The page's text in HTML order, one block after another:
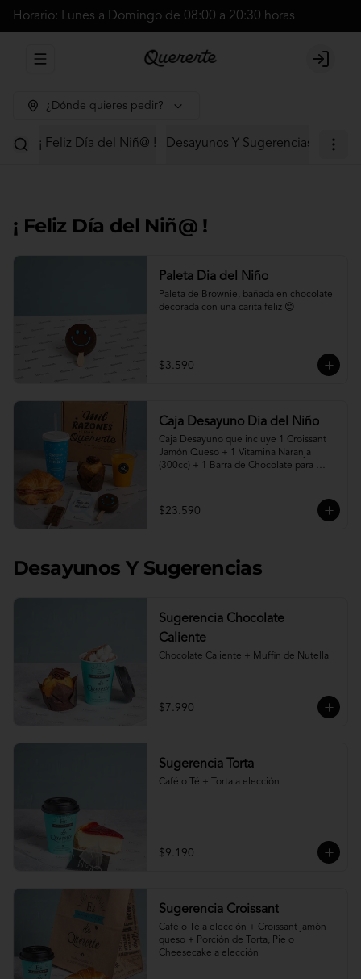
Horario: Lunes a Domingo de 08:00 a 20:30 horas
Abrir menu de navegación Login
¿Dónde quieres pedir?
¡ Feliz Día del Niñ@ ! Desayunos Y Sugerencias
¡ Feliz Día del Niñ@ !
Paleta Dia del Niño
Paleta de Brownie, bañada en chocolate
decorada con una carita feliz 😊
$3.590
Caja Desayuno Dia del Niño
Caja Desayuno que incluye 1 Croissant
Jamón Queso + 1 Vitamina Naranja
(300cc) + 1 Barra de Chocolate para
en chocolate + 1 vaso reutilizable con la
frase " Quererte me hace Feliz".
* Leche caliente no incluida.
$23.590
Desayunos Y Sugerencias
Sugerencia Chocolate
Caliente
Chocolate Caliente + Muffin de Nutella
$7.990
Sugerencia Torta
Café o Té + Torta a elección
$9.190
Sugerencia Croissant
Café o Té a elección + Croissant jamón
queso + Porción de Torta, Pie o
Cheesecake a elección